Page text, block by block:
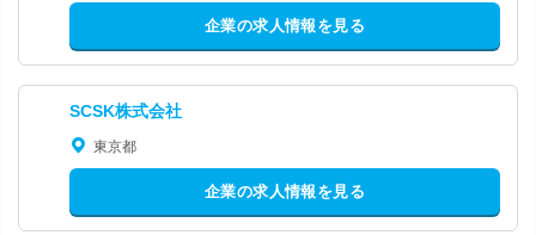
企業の求人情報を見る
SCSK株式会社
東京都
企業の求人情報を見る